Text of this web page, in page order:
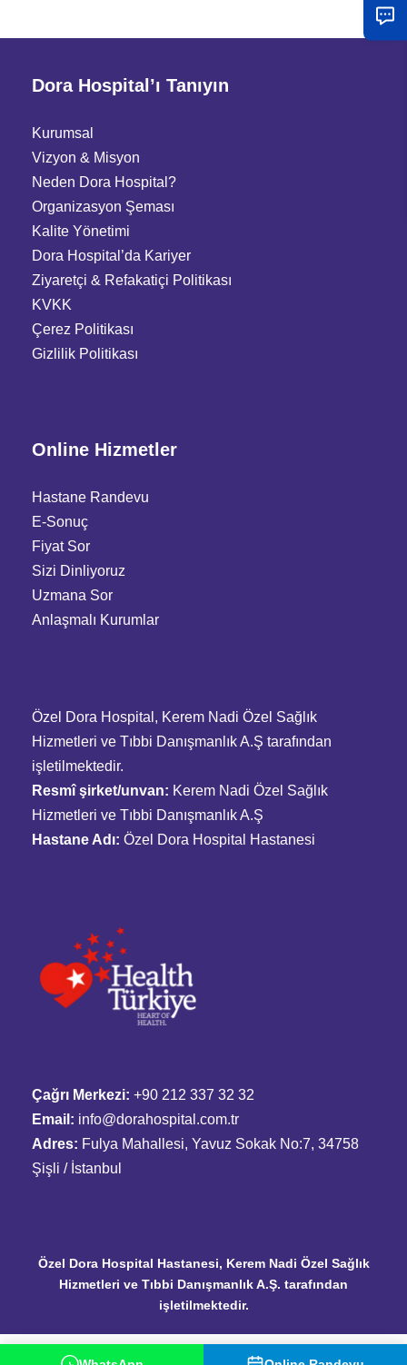
Dora Hospital’ı Tanıyın
Kurumsal
Vizyon & Misyon
Neden Dora Hospital?
Organizasyon Şeması
Kalite Yönetimi
Dora Hospital’da Kariyer
Ziyaretçi & Refakatiçi Politikası
KVKK
Çerez Politikası
Gizlilik Politikası
Online Hizmetler
Hastane Randevu
E-Sonuç
Fiyat Sor
Sizi Dinliyoruz
Uzmana Sor
Anlaşmalı Kurumlar
Özel Dora Hospital, Kerem Nadi Özel Sağlık
Hizmetleri ve Tıbbi Danışmanlık A.Ş tarafından
işletilmektedir.
Resmî şirket/unvan: Kerem Nadi Özel Sağlık
Hizmetleri ve Tıbbi Danışmanlık A.Ş
Hastane Adı: Özel Dora Hospital Hastanesi
Çağrı Merkezi: +90 212 337 32 32
Email: info@dorahospital.com.tr
Adres: Fulya Mahallesi, Yavuz Sokak No:7, 34758
Şişli / İstanbul
Özel Dora Hospital Hastanesi, Kerem Nadi Özel Sağlık
Hizmetleri ve Tıbbi Danışmanlık A.Ş. tarafından
işletilmektedir.